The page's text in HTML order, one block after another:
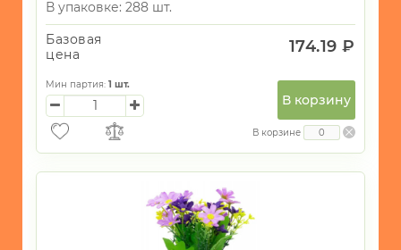
В упаковке: 288 шт.
Базовая
цена
174.19 ₽
Мин партия: 1 шт.
В корзину
В корзине